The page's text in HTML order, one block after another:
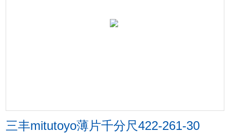
三丰mitutoyo薄片千分尺422-261-30